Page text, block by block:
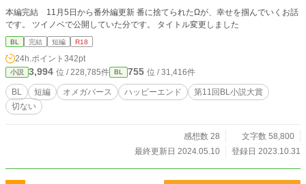
本編完結 11月5日から番外編更新 番に捨てられたΩが、幸せを掴んでいくお話
です。 ツイノベで公開していた分です。 タイトル変更しました
BL 完結 短編 R18
24h.ポイント 342pt
小説 3,994 位 / 228,785件 BL 755 位 / 31,416件
BL 短編 オメガバース ハッピーエンド
第11回BL小説大賞
切ない
感想数 28
文字数 58,800
最終更新日 2024.05.10
登録日 2023.10.31